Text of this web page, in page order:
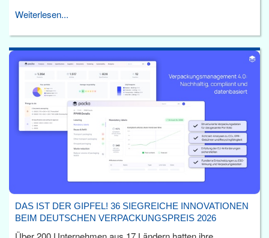
Weiterlesen...
DAS IST DER GIPFEL! 36 SIEGREICHE INNOVATIONEN
BEIM DEUTSCHEN VERPACKUNGSPREIS 2026